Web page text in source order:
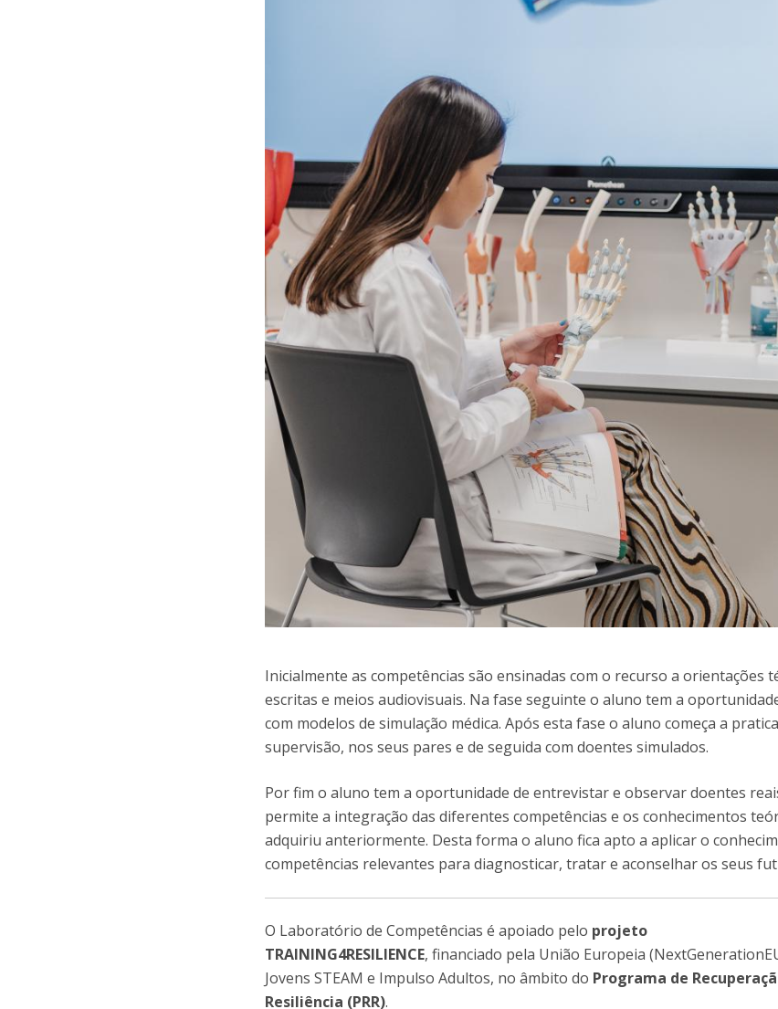
Inicialmente as competências são ensinadas com o recurso a orientações
escritas e meios audiovisuais. Na fase seguinte o aluno tem a
com modelos de simulação médica. Após esta fase o aluno começa a
supervisão, nos seus pares e de seguida com doentes simulados.
Por fim o aluno tem a oportunidade de entrevistar e observar doentes
permite a integração das diferentes competências e os conhecimentos
adquiriu anteriormente. Desta forma o aluno fica apto a aplicar o
competências relevantes para diagnosticar, tratar e aconselhar os seus
O Laboratório de Competências é apoiado pelo projeto
TRAINING4RESILIENCE, financiado pela União Europeia
Jovens STEAM e Impulso Adultos, no âmbito do Programa de
Resiliência (PRR).